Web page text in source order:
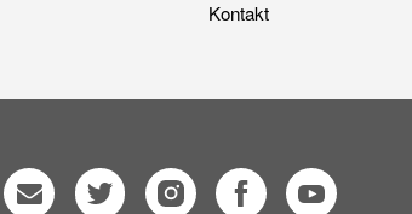
Kontakt